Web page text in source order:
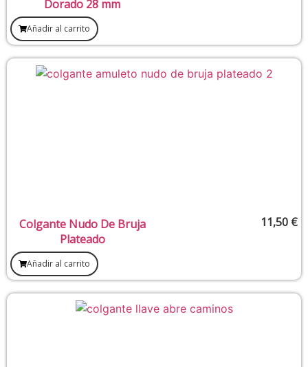
Dorado 28 mm
Añadir al carrito
Colgante Nudo De Bruja
Plateado
11,50 €
Añadir al carrito